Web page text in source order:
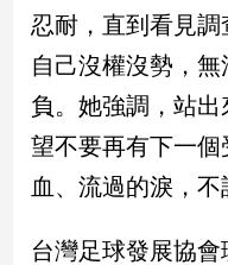
觀
點
兩
岸/
際
忍耐，直到看見
自己沒權沒勢，
負。她強調，站
望不要再有下一
血、流過的淚，不
台灣足球發展協